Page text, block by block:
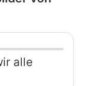
alle